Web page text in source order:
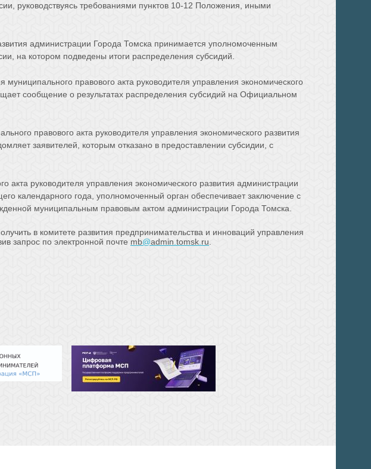
руководствуясь требованиями пунктов 10-12 Положения, иными
администрации Города Томска принимается уполномоченным
на котором подведены итоги распределения субсидий.
правового акта руководителя управления экономического
сообщение о результатах распределения субсидий на Официальном
правового акта руководителя управления экономического развития
заявителей, которым отказано в предоставлении субсидии, с
руководителя управления экономического развития администрации
календарного года, уполномоченный орган обеспечивает заключение с
муниципальным правовым актом администрации Города Томска.
в комитете развития предпринимательства и инноваций управления
запрос по электронной почте mb@admin tomsk ru